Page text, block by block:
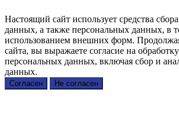
Настоящий сайт использует средства
данных, а также персональных данных, в
использованием внешних форм.
сайта, вы выражаете согласие на
персональных данных, включая сбор и
данных.
Согласен Не согласен